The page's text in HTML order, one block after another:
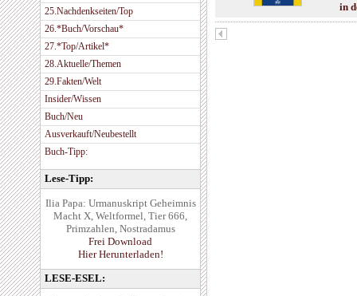
25.Nachdenkseiten/Top
26.*Buch/Vorschau*
27.*Top/Artikel*
28.Aktuelle/Themen
29.Fakten/Welt
Insider/Wissen
Buch/Neu
Ausverkauft/Neubestellt
Buch-Tipp:
Lese-Tipp:
Ilia Papa: Urmanuskript Geheimnis
Macht X, Weltformel, Tier 666,
Primzahlen, Nostradamus
Frei Download
Hier Herunterladen!
LESE-ESEL:
in